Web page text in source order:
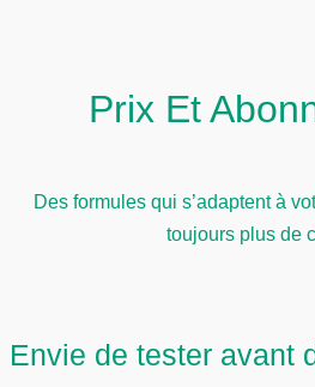
Prix Et
Des formules qui s’adaptent à
toujours plus de
Envie de tester avant